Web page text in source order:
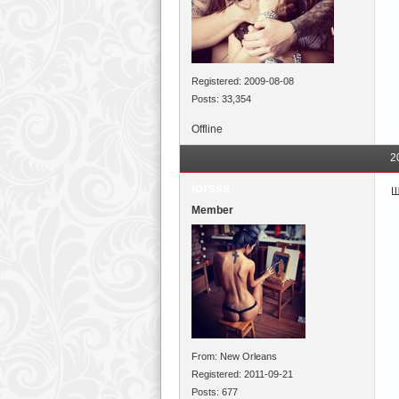
Registered: 2009-08-08
Posts: 33,354
Offline
Member
From: New Orleans
Registered: 2011-09-21
Posts: 677